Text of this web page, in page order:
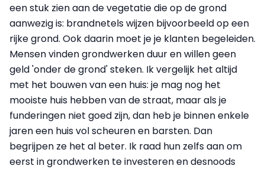
een stuk zien aan de vegetatie die op de grond
aanwezig is: brandnetels wijzen bijvoorbeeld op een
rijke grond. Ook daarin moet je je klanten begeleiden.
Mensen vinden grondwerken duur en willen geen
geld 'onder de grond' steken. Ik vergelijk het altijd
met het bouwen van een huis: je mag nog het
mooiste huis hebben van de straat, maar als je
funderingen niet goed zijn, dan heb je binnen enkele
jaren een huis vol scheuren en barsten. Dan
begrijpen ze het al beter. Ik raad hun zelfs aan om
eerst in grondwerken te investeren en desnoods